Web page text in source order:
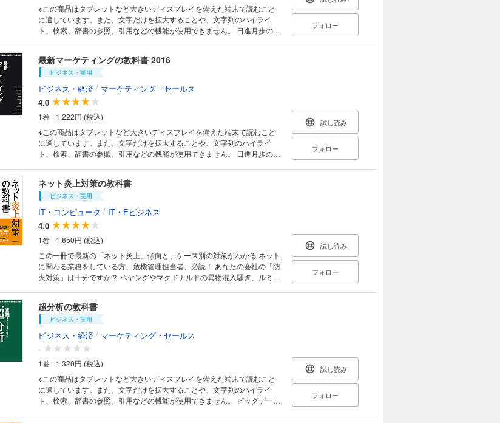
とりの属性や趣味嗜好などを深く理解。スマートフォン向けアプリやネッ
ト広告、ソーシャルメディアといった全てのチャネルを通じて、パーソナ
ライズした「おもてなし」の実現に挑戦している日本コカ・コーラや
「SHIBUYA109」、パルコ、スターバックスといった「強い企業だけが知
るノウハウ」が満載です。 経営戦略の一環としてオムニチャネルの実践を
考えている経営企画担当者はもちろん、 マーケティング、IT、営業など幅
広い部門の方にお読みいただける１冊です。
※この商品はタブレットなど大きいディスプレイを備えた端末で読むこと
に適しています。また、文字だけを拡大することや、文字列のハイライ
ト、検索、辞書の参照、引用などの機能が使用できません。 日進月歩の勢
ます。 マーケティングに関する基本的な知識を、それぞれの章立ての中で
必須と思われるキーワードを解説する形式で提示しています。例えば
「PEST分析」「５F分析」「3C分析」「SWOT分析」「セグメンテーシ
ョン」「ターゲティング」「ポジショニング」「ユーザーエクスペリエン
ス」「ブランド」「アクティベーション」といったキーワードをそれぞれ
見開きで紹介。これらを順番に通して読むと、「環境分析→戦略立案→施
策立案」という基本的なマーケティングの流れに沿って、それぞれの段階
で求められる知識や手法が理解できる構成になっています。 また、通常の
BtoC向けとはやや様相が異なるBtoBマーケティングと最新のデジタルマ
ーケティングについてはそれぞれ独立した章を立てて解説しています。加
えて、キッザニアやセコマ（旧セイコーマート）など優れたマーケティン
グを展開する企業の「ケーススタディ」、花王 デジタルマーケティングセ
ンター長・石井龍夫氏や、ブルーカレント・ジャパン代表取締役社
「インタビュー」、マーケティングの理解を助ける「参考図書」も掲載。
デジタルマーケティングに代表される最新の動向に興味を持ちつつマーケ
ティングの基本を改めて学びたいという社会人はもちろん、マーケティン
やその上司、学生などにご覧いただきたいムックです。
フォロー
最新マーケティングの教科書 2016
ビジネス・実用
ビジネス・経済 / マーケティング・セールス
4.0
1巻
1,222円 (税込)
※この商品はタブレットなど大きいディスプレイを備えた端末で読むこと
に適しています。また、文字だけを拡大することや、文字列のハイライ
ト、検索、辞書の参照、引用などの機能が使用できません。 日進月歩の最
でデジタルに興味を持っていなかった大企業でもデジタルマーケティング
に関心をいだき、ネットやデジタル領域の経験・知見を持つマーケターを
外部から採用したりする動きが広がっています。 社内にデジタルマーケテ
ィングの専門部署を設ける企業も珍しくなくなりました。 デジタルマーケ
ティングの先端的な知識を身につけることは、マーケティングを専門とす
る人はもちろん、隣接領域である広報宣伝、経営企画、営業、そしてＩＴ
（情報技術）エンジニアなどにも必要不可欠なものに変わってきたので
す。 本書はそうした状況の変化を踏まえてデジタルマーケティングの専門
誌である「日経デジタルマーケティング」が企画・編集しました。 デジタ
ルマーケティングを基礎から学びたいと考える人から、既に現場で活躍し
ている人まで、多くの人の役に立つよう、さまざまな工夫をした一冊とな
っています。 【主な内容】 ●巻頭特集 ヒット要因分析 ●デジタルマーケ
ティングの最新＆基本キーワード37 ●先進企業のケーススタディ -7社
試し読み
フォロー
ネット炎上対策の教科書
ビジネス・実用
IT・コンピュータ / IT・Eビジネス
4.0
1巻
1,650円 (税込)
この一冊で最新の「ネット炎上」傾向と、ケース別の対策がわかる ネット
に関わる業務をしている方、危機管理担当者、必読！ あなたの会社の「防
火対策」は十分ですか？ ペヤングやマクドナルドの異物混入騒ぎ、ルミネ
方、リスクマネジメントを担う方に向けて、最近の炎上トレンドから、必
要な準備・対策、炎上した際の対応までをまとめた“炎上対策の教科書”で
す。 組織として必要な準備・対策編では、SNSガイドラインのサンプルを
収録し、社員研修の進め方を説明しています。有事の対応については「事
実無根の場合」「誤解があった場合」「自社に非がある場合」「反論する
場合」「ネット右翼対応」などケース別に事例を基に対応策をまとめまし
た。一方、「攻めのSNS活用」も成功事例10社を厳選して掲載していま
す。企業、学校、自治体などあらゆる組織で役立つ、炎上対策の決定版で
す。
試し読み
フォロー
超分析の教科書
ビジネス・実用
ビジネス・経済 / マーケティング・セールス
-
1巻
1,320円 (税込)
※この商品はタブレットなど大きいディスプレイを備えた端末で読むこと
に適しています。また、文字だけを拡大することや、文字列のハイライ
ト、検索、辞書の参照、引用などの機能が使用できません。 ビッグデータ
試し読み
フォロー